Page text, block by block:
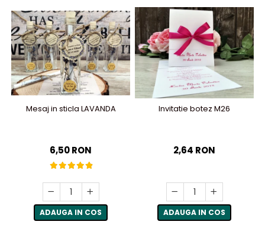
Mesaj in sticla LAVANDA
6,50 RON
ADAUGA IN COS
Invitatie botez M26
2,64 RON
ADAUGA IN COS